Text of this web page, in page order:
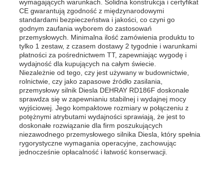
wymagających warunkach. Solidna konstrukcja i certyfikat
CE gwarantują zgodność z międzynarodowymi
standardami bezpieczeństwa i jakości, co czyni go
godnym zaufania wyborem do zastosowań
przemysłowych. Minimalna ilość zamówienia produktu to
tylko 1 zestaw, z czasem dostawy 2 tygodnie i warunkami
płatności za pośrednictwem TT, zapewniając wygodę i
wydajność dla kupujących na całym świecie.
Niezależnie od tego, czy jest używany w budownictwie,
rolnictwie, czy jako zapasowe źródło zasilania,
przemysłowy silnik Diesla DEHRAY RD186F doskonale
sprawdza się w zapewnianiu stabilnej i wydajnej mocy
wyjściowej. Jego kompaktowe rozmiary w połączeniu z
potężnymi atrybutami wydajności sprawiają, że jest to
doskonałe rozwiązanie dla firm poszukujących
niezawodnego przemysłowego silnika Diesla, który spełnia
rygorystyczne wymagania operacyjne, zachowując
jednocześnie opłacalność i łatwość konserwacji.